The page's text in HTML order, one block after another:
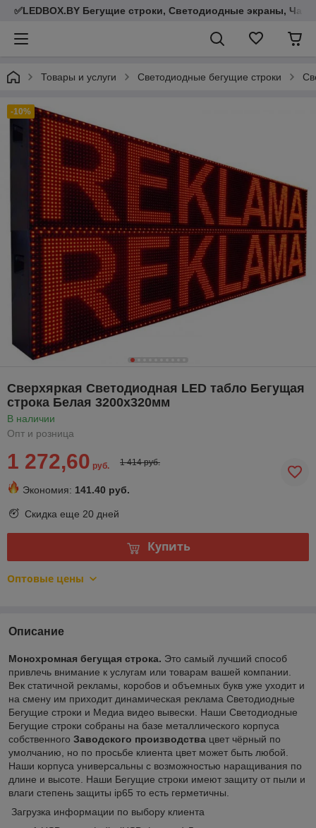
✅LEDBOX.BY Бегущие строки, Светодиодные экраны,
Товары и услуги Светодиодные бегущие строки
-10%
Сверхяркая Светодиодная LED табло Бегущая
строка Белая 3200х320мм
В наличии
Опт и розница
1 272,60 руб. 1 414 руб.
Экономия: 141.40 руб.
Скидка еще 20 дней
Купить
Оптовые цены
Описание
Монохромная бегущая строка. Это самый лучший способ
привлечь внимание к услугам или товарам вашей компании.
Век статичной рекламы, коробов и объемных букв уже уходит и
на смену им приходит динамическая реклама Светодиодные
Бегущие строки и Медиа видео вывески. Наши Светодиодные
Бегущие строки собраны на базе металлического корпуса
собственного Заводского производства цвет чёрный по
умолчанию, но по просьбе клиента цвет может быть любой.
Наши корпуса универсальны с возможностью наращивания по
длине и высоте. Наши Бегущие строки имеют защиту от пыли и
влаги степень защиты ip65 то есть герметичны.
Загрузка информации по выбору клиента